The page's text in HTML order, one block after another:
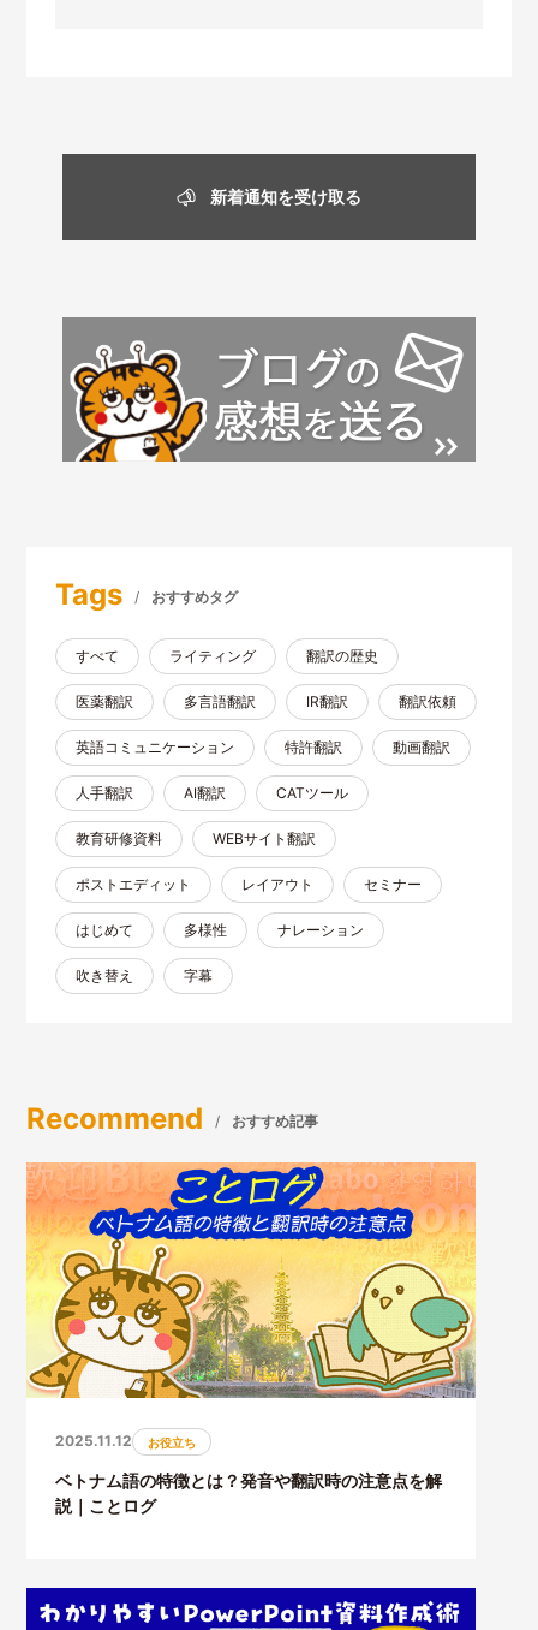
新着通知を受け取る
Tags おすすめタグ
すべて ライティング 翻訳の歴史
医薬翻訳 多言語翻訳 IR翻訳 翻訳依頼
英語コミュニケーション 特許翻訳 動画翻訳
人手翻訳 AI翻訳 CATツール
教育研修資料 WEBサイト翻訳
ポストエディット レイアウト セミナー
はじめて 多様性 ナレーション
吹き替え 字幕
Recommend おすすめ記事
2025.11.12 お役立ち
ベトナム語の特徴とは？発音や翻訳時の注意点を解
説｜ことログ